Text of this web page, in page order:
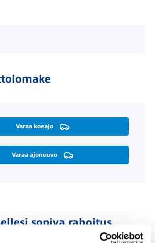
Varaa koeajo
Varaa ajoneuvo
sopiva rahoitus